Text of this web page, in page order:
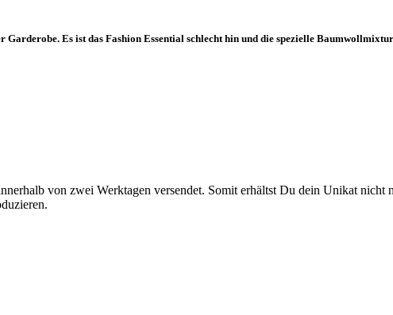
Es ist das Fashion Essential schlecht hin und die spezielle
von zwei Werktagen versendet. Somit erhältst Du dein Unikat nicht